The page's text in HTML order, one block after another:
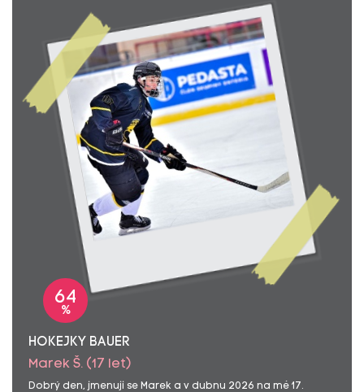
64
%
HOKEJKY BAUER
Marek Š. (17 let)
Dobrý den, jmenuji se Marek a v dubnu 2026 na mé 17.